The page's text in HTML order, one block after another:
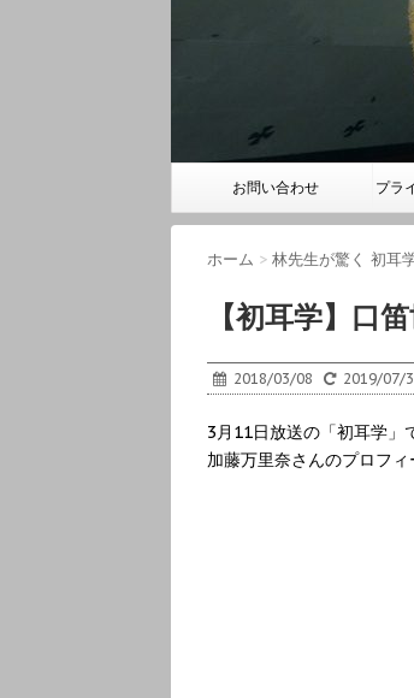
お問い合わせ プラ
ホーム > 林先生が驚く 初耳
【初耳学】口
2018/03/08 2019/07/
3月11日放送の「初耳学」
加藤万里奈さんのプロフィ